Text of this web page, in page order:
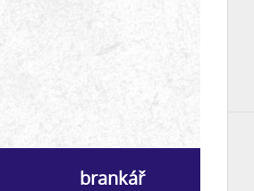
brankář